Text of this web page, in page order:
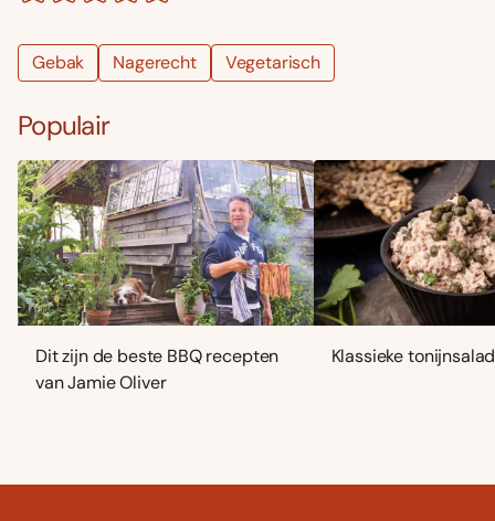
Gebak Nagerecht Vegetarisch
Populair
Dit zijn de beste BBQ recepten
van Jamie Oliver
Klassieke